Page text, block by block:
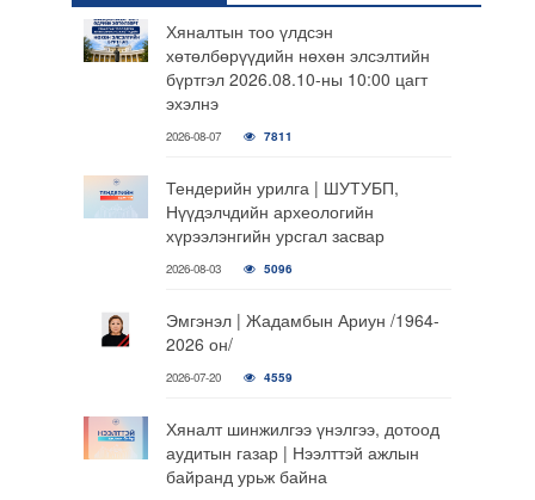
Хяналтын тоо үлдсэн
хөтөлбөрүүдийн нөхөн элсэлтийн
бүртгэл 2026.08.10-ны 10:00 цагт
эхэлнэ
2026-08-07 7811
Тендерийн урилга | ШУТУБП,
Нүүдэлчдийн археологийн
хүрээлэнгийн урсгал засвар
2026-08-03 5096
Эмгэнэл | Жадамбын Ариун /1964-
2026 он/
2026-07-20 4559
Хяналт шинжилгээ үнэлгээ, дотоод
аудитын газар | Нээлттэй ажлын
байранд урьж байна